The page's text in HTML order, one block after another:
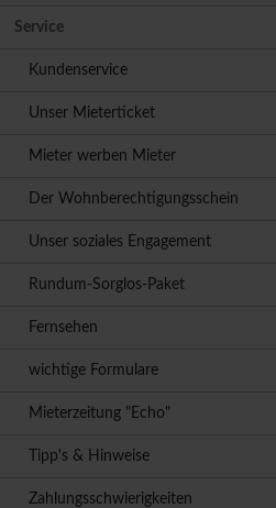
Service
Kundenservice
Unser Mieterticket
Mieter werben Mieter
Der Wohnberechtigungsschein
Unser soziales Engagement
Rundum-Sorglos-Paket
Fernsehen
wichtige Formulare
Mieterzeitung "Echo"
Tipp's & Hinweise
Zahlungsschwierigkeiten